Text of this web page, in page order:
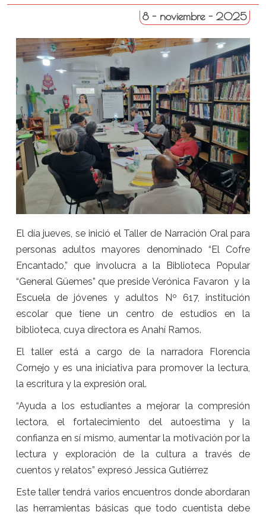
8 - noviembre - 2025
El día jueves, se inició el Taller de Narración Oral para
personas adultos mayores denominado “El Cofre
Encantado,” que involucra a la Biblioteca Popular
“General Güemes” que preside Verónica Favaron y la
Escuela de jóvenes y adultos Nº 617, institución
escolar que tiene un centro de estudios en la
biblioteca, cuya directora es Anahí Ramos.
El taller está a cargo de la narradora Florencia
Cornejo y es una iniciativa para promover la lectura,
la escritura y la expresión oral.
“Ayuda a los estudiantes a mejorar la compresión
lectora, el fortalecimiento del autoestima y la
confianza en sí mismo, aumentar la motivación por la
lectura y exploración de la cultura a través de
cuentos y relatos” expresó Jessica Gutiérrez
Este taller tendrá varios encuentros donde abordaran
las herramientas básicas que todo cuentista debe